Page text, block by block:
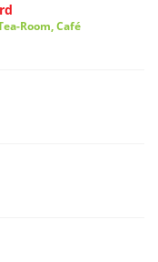
Room, Café